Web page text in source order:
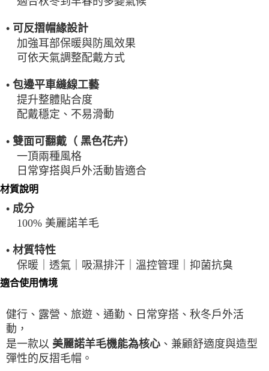
• 可反摺帽緣設計
加強耳部保暖與防風效果
可依天氣調整配戴方式
• 包邊平車縫線工藝
提升整體貼合度
配戴穩定、不易滑動
• 雙面可翻戴（ 黑色花卉）
一頂兩種風格
日常穿搭與戶外活動皆適合
材質說明
• 成分
100% 美麗諾羊毛
• 材質特性
保暖｜透氣｜吸濕排汗｜溫控管理｜抑菌抗臭
適合使用情境
健行、露營、旅遊、通勤、日常穿搭、秋冬戶外活
動，
是一款以 美麗諾羊毛機能為核心 、兼顧舒適度與造型
彈性的反摺毛帽。